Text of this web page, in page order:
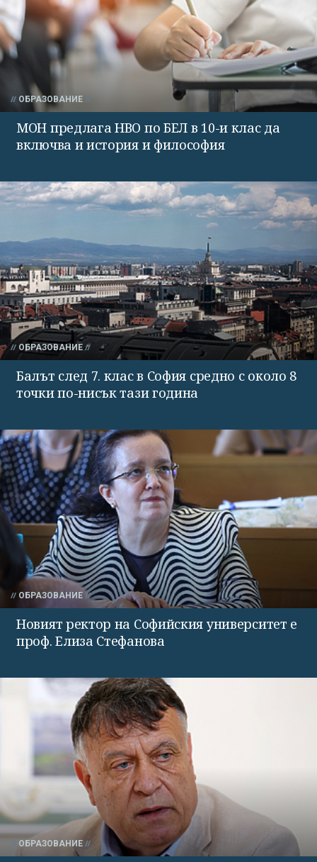
ОБРАЗОВАНИЕ
МОН предлага НВО по БЕЛ в 10-и клас да
включва и история и философия
ОБРАЗОВАНИЕ
Балът след 7. клас в София средно с около 8
точки по-нисък тази година
ОБРАЗОВАНИЕ
Новият ректор на Софийския университет е
проф. Елиза Стефанова
ОБРАЗОВАНИЕ